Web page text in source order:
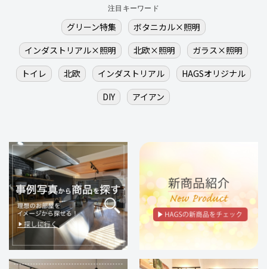
注目キーワード
グリーン特集
ボタニカル×照明
インダストリアル×照明
北欧×照明
ガラス×照明
トイレ
北欧 インダストリアル
HAGSオリジナル
DIY
アイアン